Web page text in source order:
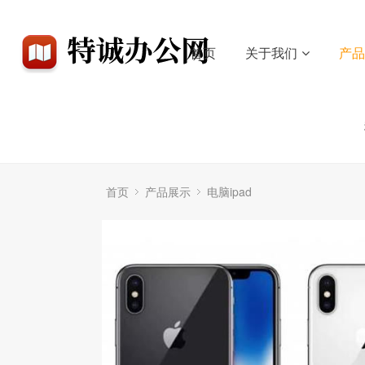
首页 关于我们 产
首页 产品展示 电脑ipad